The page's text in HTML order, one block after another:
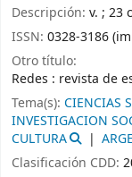
Descripción: v. ; 23
ISSN: 0328-3186
Otro título:
Redes : revista de
Tema(s): CIENCIAS
INVESTIGACION
CULTURA
Clasificación CDD: